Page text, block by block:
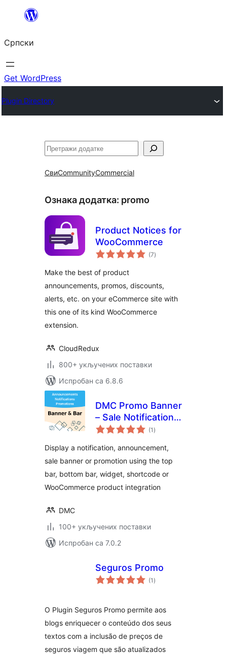
Скочи
садржај
Српски
Get WordPress
Plugin Directory
Претрага
СвиCommunityCommercial
Ознака додатка: promo
Product Notices for
WooCommerce
(7укупних
оцена
)
Make the best of product
announcements, promos, discounts,
alerts, etc. on your eCommerce site with
this one of its kind WooCommerce
extension.
CloudRedux
800+ укључених поставки
Испробан са 6.8.6
DMC Promo Banner
– Sale Notifications
& Announcement
(1 укупних
оцена
)
Display a notification, announcement,
sale banner or promotion using the top
bar, bottom bar, widget, shortcode or
WooCommerce product integration
DMC
100+ укључених поставки
Испробан са 7.0.2
Seguros Promo
(1 укупних
оцена
)
O Plugin Seguros Promo permite aos
blogs enriquecer o conteúdo dos seus
textos com a inclusão de preços de
seguros viagem que são atualizados